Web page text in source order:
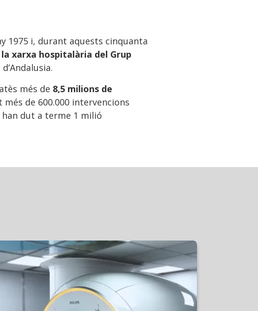
1975 i, durant aquests cinquanta
xarxa hospitalària del Grup
més de 8,5 milions de
més de 600.000 intervencions
han dut a terme 1 milió